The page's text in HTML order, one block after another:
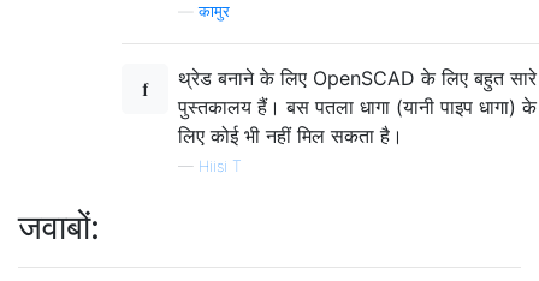
—कामुर
थ्रेड बनाने के लिए OpenSCAD के लिए बहुत सारे
पुस्तकालय हैं। बस पतला धागा (यानी पाइप धागा) के
लिए कोई भी नहीं मिल सकता है।
— Hiisi T
जवाबों: